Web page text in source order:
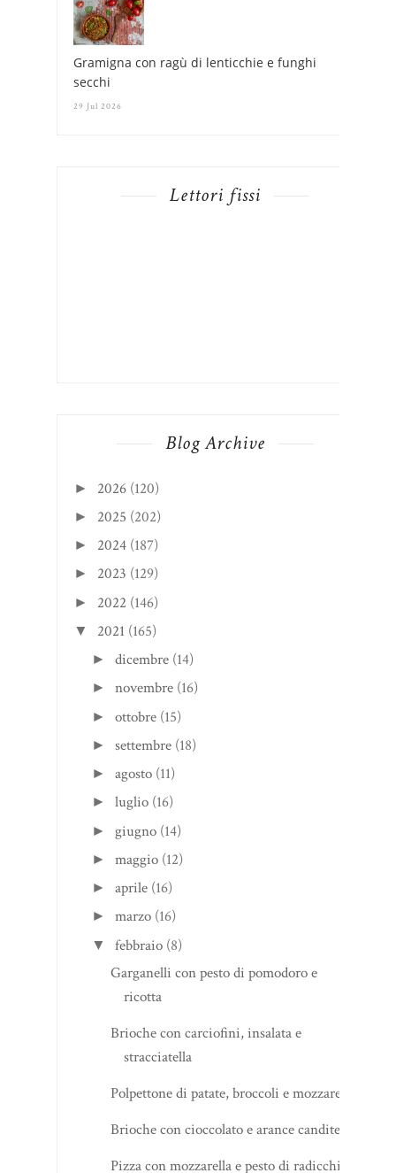
Gramigna con ragù di lenticchie e funghi
secchi
29 Jul 2026
Lettori fissi
Blog Archive
► 2026 (120)
► 2025 (202)
► 2024 (187)
► 2023 (129)
► 2022 (146)
▼ 2021 (165)
►dicembre (14)
►novembre (16)
►ottobre (15)
►settembre (18)
►agosto (11)
►luglio (16)
►giugno (14)
►maggio (12)
►aprile (16)
►marzo (16)
▼ febbraio (8)
Garganelli con pesto di pomodoro e
ricotta
Brioche con carciofini, insalata e
stracciatella
Polpettone di patate, broccoli e mozzarella
Brioche con cioccolato e arance candite
Pizza con mozzarella e pesto di radicchio